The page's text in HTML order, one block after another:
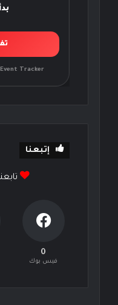
Tracker
إتبعنا
0
فيس بوك